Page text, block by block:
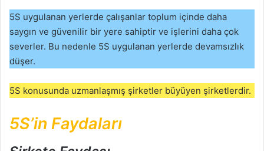
5S uygulanan yerlerde çalışanlar toplum içinde daha
saygın ve güvenilir bir yere sahiptir ve işlerini daha çok
severler. Bu nedenle 5S uygulanan yerlerde devamsızlık
düşer.
5S konusunda uzmanlaşmış şirketler büyüyen şirketlerdir.
5S’in Faydaları